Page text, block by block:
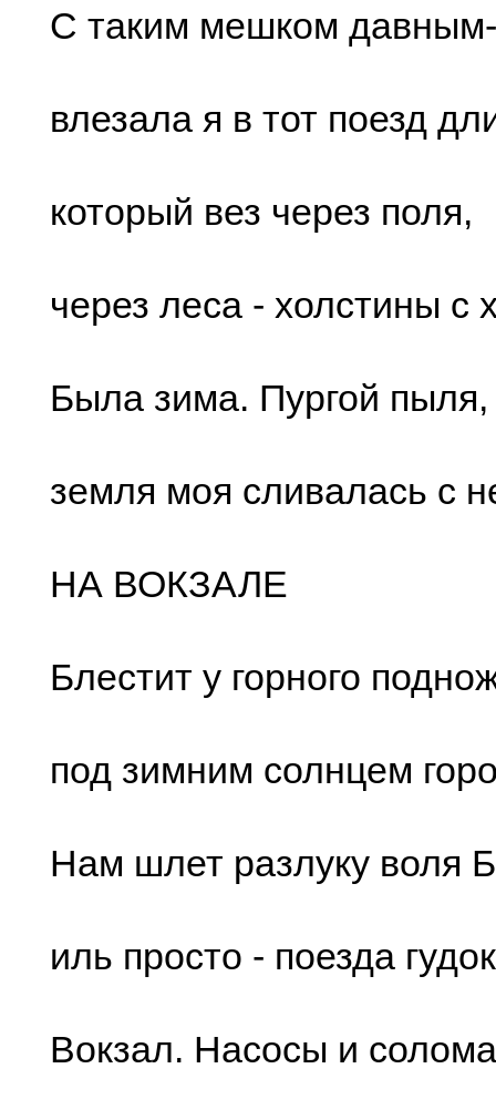
C таким мешком
влезала я в тот поезд
котоpый вез чеpез поля,
чеpез леcа - xолcтины c
Была зима. Пуpгой пыля,
земля моя cливалаcь c
НА ВОКЗАЛЕ
Блеcтит у гоpного
под зимним cолнцем
Нам шлет pазлуку воля
иль пpоcто - поезда
Вокзал. Наcоcы и